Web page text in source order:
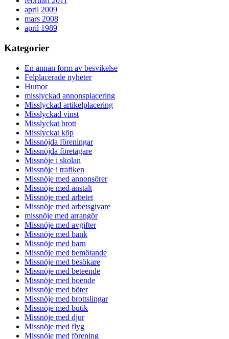
april 2009
mars 2008
april 1989
Kategorier
En annan form av besvikelse
Felplacerade nyheter
Humor
misslyckad annonsplacering
Misslyckad artikelplacering
Misslyckad vinst
Misslyckat brott
Misslyckat köp
Missnöjda föreningar
Missnöjda företagare
Missnöje i skolan
Missnöje i trafiken
Missnöje med annonsörer
Missnöje med anstalt
Missnöje med arbetet
Missnöje med arbetsgivare
missnöje med arrangör
Missnöje med avgifter
Missnöje med bank
Missnöje med barn
Missnöje med bemötande
Missnöje med besökare
Missnöje med beteende
Missnöje med boende
Missnöje med böter
Missnöje med brottslingar
Missnöje med butik
Missnöje med djur
Missnöje med flyg
Missnöje med förening